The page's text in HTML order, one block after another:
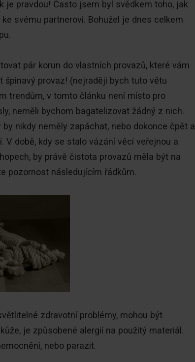
je pravdou! Často jsem byl svědkem toho, jak
svému partnerovi. Bohužel je dnes celkem
pár korun do vlastních provazů, které vám
provaz! (nejraději bych tuto větu
trendům, v tomto článku není místo pro
neměli bychom bagatelizovat žádný z nich.
nikdy neměly zapáchat, nebo dokonce čpět a
V době, kdy se stalo vázání věcí veřejnou a
by právě čistota provazů měla být na
pozornost následujícím řádkům.
zdravotní problémy, mohou být
je způsobené alergií na použitý materiál.
nebo parazit.